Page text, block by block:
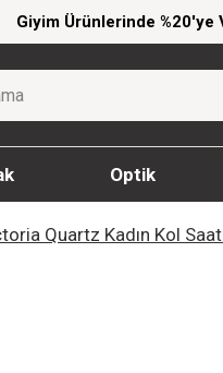
Giyim Ürünlerinde %20'ye
Optik
Quartz Kadın Kol